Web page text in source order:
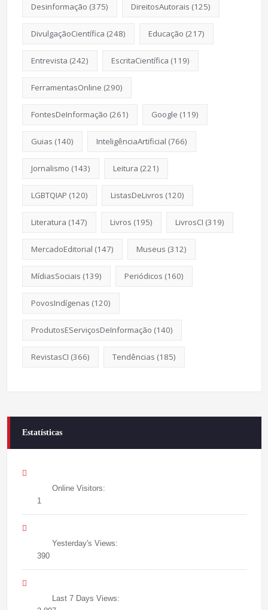
Desinformação (375) DireitosAutorais (125)
DivulgaçãoCientífica (248) Educação (217)
Entrevista (242) EscritaCientífica (119)
FerramentasOnline (290)
FontesDeInformação (261) Google (119)
Guias (140) InteligênciaArtificial (766)
Jornalismo (143) Leitura (221)
LGBTQIAP (120) ListasDeLivros (120)
Literatura (147) Livros (195) LivrosCI (319)
MercadoEditorial (147) Museus (312)
MídiasSociais (139) Periódicos (160)
PovosIndígenas (120)
ProdutosEServiçosDeInformação (140)
RevistasCI (366) Tendências (185)
Estatísticas
Online Visitors:
1
Yesterday's Views:
390
Last 7 Days Views: